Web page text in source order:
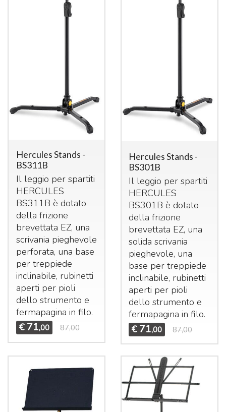
Hercules Stands -
BS311B
Il leggio per spartiti
HERCULES
BS311B è dotato
della frizione
brevettata EZ, una
scrivania pieghevole
perforata, una base
per treppiede
inclinabile, rubinetti
aperti per pioli
dello strumento e
fermapagina in filo.
€ 71,00 87,00
Hercules Stands -
BS301B
Il leggio per spartiti
HERCULES
BS301B è dotato
della frizione
brevettata EZ, una
solida scrivania
pieghevole, una
base per treppiede
inclinabile, rubinetti
aperti per pioli
dello strumento e
fermapagina in filo.
€ 71,00 87,00